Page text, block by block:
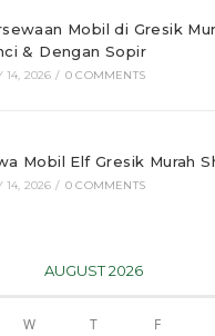
Mobil di Gresik
& Dengan Sopir
14, 2026 / 0 COMMENTS
Mobil Elf Gresik Murah
14, 2026 / 0 COMMENTS
AUGUST 2026
W T F